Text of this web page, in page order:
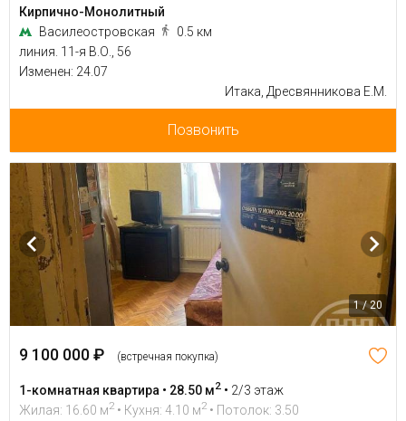
Кирпично-Монолитный
Василеостровская
0.5 км
линия. 11-я В.О., 56
Изменен: 24.07
Итака, Дресвянникова Е.М.
Позвонить
1 / 20
9 100 000 ₽ (встречная покупка)
1-комнатная квартира • 28.50 м2 • 2/3 этаж
Жилая: 16.60 м2 • Кухня: 4.10 м2 • Потолок: 3.50